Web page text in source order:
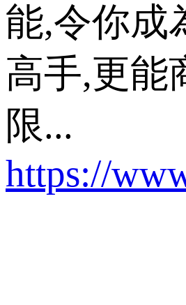
能,令你成
高手,更能
限...
https://